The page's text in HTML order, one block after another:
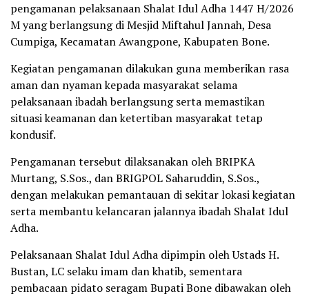
pengamanan pelaksanaan Shalat Idul Adha 1447 H/2026
M yang berlangsung di Mesjid Miftahul Jannah, Desa
Cumpiga, Kecamatan Awangpone, Kabupaten Bone.
Kegiatan pengamanan dilakukan guna memberikan rasa
aman dan nyaman kepada masyarakat selama
pelaksanaan ibadah berlangsung serta memastikan
situasi keamanan dan ketertiban masyarakat tetap
kondusif.
Pengamanan tersebut dilaksanakan oleh BRIPKA
Murtang, S.Sos., dan BRIGPOL Saharuddin, S.Sos.,
dengan melakukan pemantauan di sekitar lokasi kegiatan
serta membantu kelancaran jalannya ibadah Shalat Idul
Adha.
Pelaksanaan Shalat Idul Adha dipimpin oleh Ustads H.
Bustan, LC selaku imam dan khatib, sementara
pembacaan pidato seragam Bupati Bone dibawakan oleh